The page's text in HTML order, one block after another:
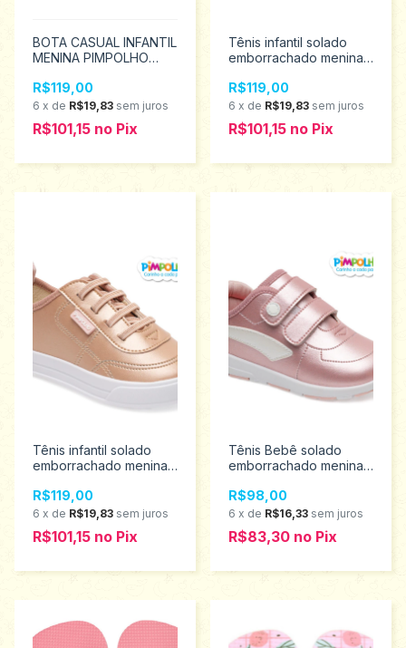
BOTA CASUAL INFANTIL
MENINA PIMPOLHO
0130069
R$119,00
6 x de R$19,83 sem juros
R$101,15 no Pix
Tênis infantil solado
emborrachado menina
ao 27 0130448
R$119,00
6 x de R$19,83 sem juros
R$101,15 no Pix
Tênis infantil solado
emborrachado menina
ao 27 0130519
R$119,00
6 x de R$19,83 sem juros
R$101,15 no Pix
Tênis Bebê solado
emborrachado menina
21 0120432
R$98,00
6 x de R$16,33 sem juros
R$83,30 no Pix